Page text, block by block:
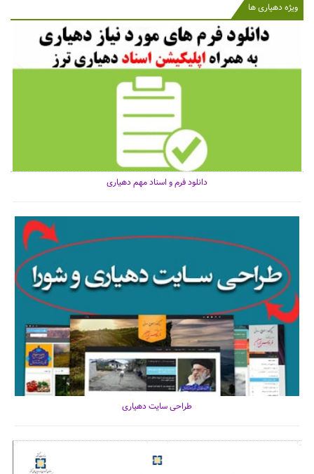
ویژه دهیاری ها
دانلود فرم و اسناد مهم دهیاری
طراحی سایت دهیاری